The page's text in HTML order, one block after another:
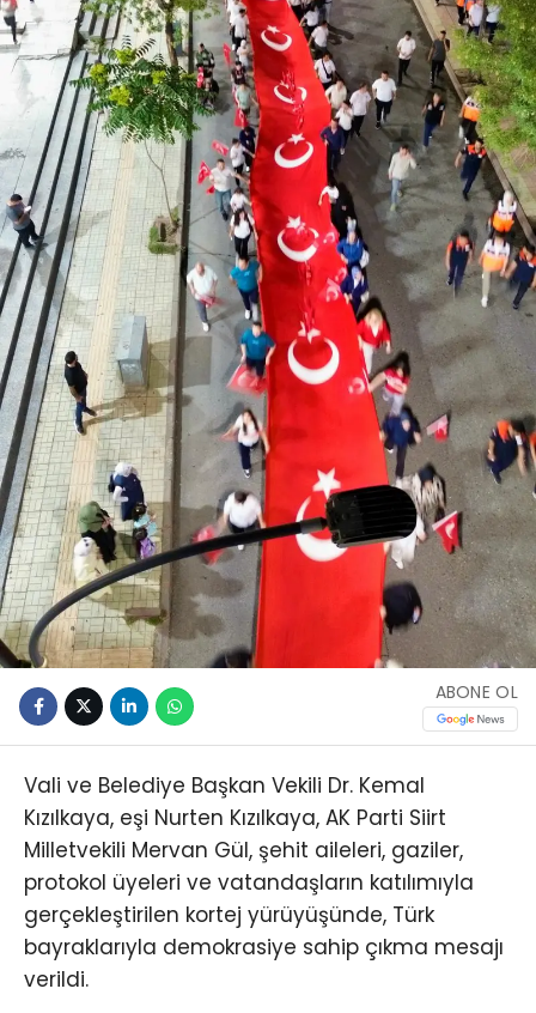
ABONE OL
Vali ve Belediye Başkan Vekili Dr. Kemal
Kızılkaya, eşi Nurten Kızılkaya, AK Parti Siirt
Milletvekili Mervan Gül, şehit aileleri, gaziler,
protokol üyeleri ve vatandaşların katılımıyla
gerçekleştirilen kortej yürüyüşünde, Türk
bayraklarıyla demokrasiye sahip çıkma mesajı
verildi.